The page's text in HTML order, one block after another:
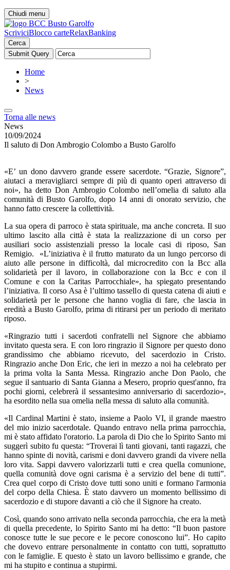
Chiudi menu
ScriviciBlocco carteRelaxBanking
Cerca
Home
>
News
Torna alle news
News
10/09/2024
Il saluto di Don Ambrogio Colombo a Busto Garolfo
«E’ un dono davvero grande essere sacerdote. “Grazie, Signore”,
aiutaci a meravigliarci sempre di più di quanto operi attraverso di
noi», ha detto Don Ambrogio Colombo nell’omelia di saluto alla
comunità di Busto Garolfo, dopo 14 anni di onorato servizio, che
hanno fatto crescere la collettività.
La sua opera di parroco è stata spirituale, ma anche concreta. Il suo
ultimo lascito alla città è stata la realizzazione di un corso per
ausiliari socio assistenziali presso la locale casi di riposo, San
Remigio. «L’iniziativa è il frutto maturato da un lungo percorso di
aiuto alle persone in difficoltà, dal microcredito con la Bcc alla
solidarietà per il lavoro, in collaborazione con la Bcc e con il
Comune e con la Caritas Parrocchiale», ha spiegato presentando
l’iniziativa. Il corso Asa è l’ultimo tassello di questa catena di aiuti e
solidarietà per le persone che hanno voglia di fare, che lascia in
eredità a Busto Garolfo, prima di ritirarsi per un periodo di meritato
riposo.
«Ringrazio tutti i sacerdoti confratelli nel Signore che abbiamo
invitato questa sera. E con loro ringrazio il Signore per questo dono
grandissimo che abbiamo ricevuto, del sacerdozio in Cristo.
Ringrazio anche Don Eric, che ieri in mezzo a noi ha celebrato per
la prima volta la Santa Messa. Ringrazio anche Don Paolo, che
segue il santuario di Santa Gianna a Mesero, proprio quest'anno, fra
pochi giorni, celebrerà il sessantesimo anniversario di sacerdozio»,
ha esordito nella sua omelia nella messa di saluto alla comunità.
«Il Cardinal Martini è stato, insieme a Paolo VI, il grande maestro
del mio inizio sacerdotale. Quando entravo nella prima parrocchia,
mi è stato affidato l'oratorio. La parola di Dio che lo Spirito Santo mi
suggerì subito fu questa: “Troverai lì tanti giovani, tanti ragazzi, che
hanno spinte di novità, carismi e doni davvero grandi da vivere nella
loro vita. Sappi davvero valorizzarli tutti e crea quella comunione,
quella comunità dove ogni carisma è a servizio del bene di tutti”.
Crea quel corpo di Cristo dove tutti sono uniti e formano l'armonia
del corpo della Chiesa. È stato davvero un momento bellissimo di
sacerdozio e di stupore davanti a ciò che il Signore ha creato.
Così, quando sono arrivato nella seconda parrocchia, che era la metà
di quella precedente, lo Spirito Santo mi ha detto: “Il buon pastore
conosce tutte le sue pecore e le pecore conoscono lui”. Ho capito
che dovevo entrare personalmente in contatto con tutti, soprattutto
con le famiglie. E questo è stato un lavoro bellissimo e grande, che
mi ha stupito e continua a stupirmi.